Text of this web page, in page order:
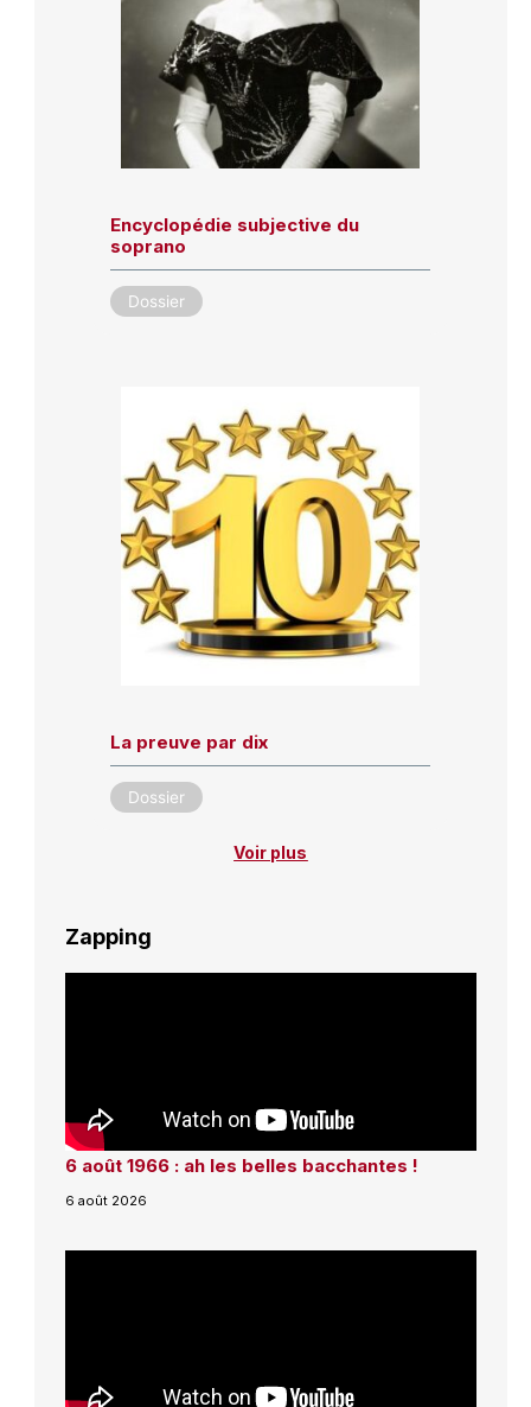
Encyclopédie subjective du
soprano
Dossier
La preuve par dix
Dossier
Voir plus
Zapping
6 août 1966 : ah les belles bacchantes !
6 août 2026